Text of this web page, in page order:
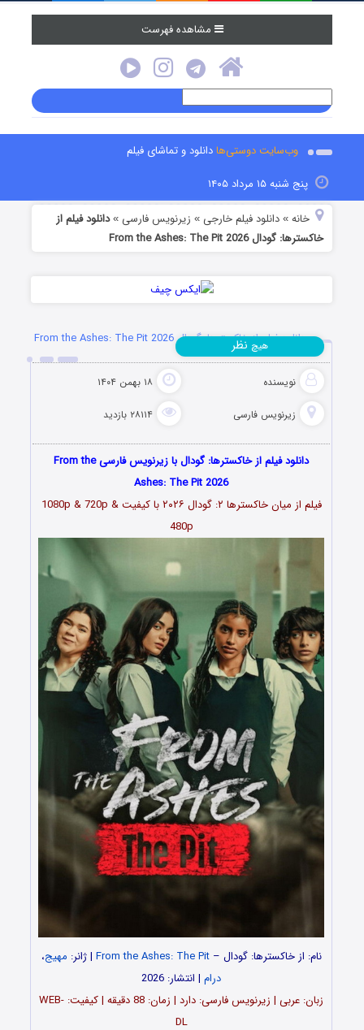
مشاهده فهرست
وب‌سایت دوستی‌هادانلود و تماشای فیلم
پنج شنبه ۱۵ مرداد ۱۴۰۵
خانه »دانلود فیلم خارجی » زیرنویس فارسی »دانلود فیلم از
خاکسترها: گودال From the Ashes: The Pit 2026
دانلود فیلم از خاکسترها: گودال From the Ashes: The Pit 2026
نویسنده ۱۸ بهمن ۱۴۰۴
زیرنویس فارسی ۲۸۱۱۴ بازدید
هیچ نظر
دانلود فیلم از خاکسترها: گودال با زیرنویس فارسی From the
Ashes: The Pit 2026
فیلم از میان خاکسترها ۲: گودال ۲۰۲۶ با کیفیت 1080p & 720p &
480p
نام: از خاکسترها: گودال –From the Ashes: The Pit | ژانر: مهیج،
درام | انتشار: 2026
زبان: عربی | زیرنویس فارسی: دارد | زمان: 88 دقیقه | کیفیت: WEB-
DL